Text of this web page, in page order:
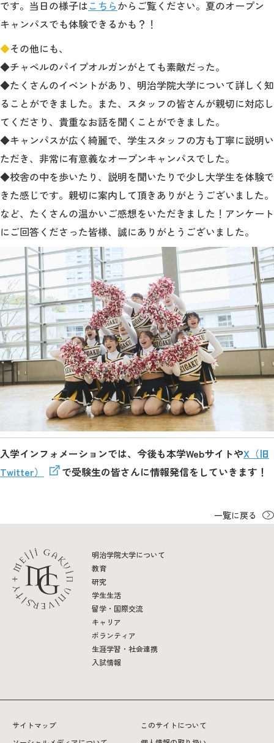
です。当日の様子はこちらからご覧ください。夏のオープン
キャンパスでも体験できるかも？！
◆その他にも、
◆チャペルのパイプオルガンがとても素敵だった。
◆たくさんのイベントがあり、明治学院大学について詳しく知
ることができました。また、スタッフの皆さんが親切に対応し
てくださり、貴重なお話を聞くことができました。
◆キャンパスが広く綺麗で、学生スタッフの方も丁寧に説明い
ただき、非常に有意義なオープンキャンパスでした。
◆校舎の中を歩いたり、説明を聞いたりで少し大学生を体験で
きた感じです。親切に案内して頂きありがとうございました。
など、たくさんの温かいご感想をいただきました！アンケート
にご回答くださった皆様、誠にありがとうございました。
入学インフォメーションでは、今後も本学WebサイトやX（旧
Twitter）
で受験生の皆さんに情報発信をしていきます！
一覧に戻る
明治学院大学について
教育
研究
学生生活
留学・国際交流
キャリア
ボランティア
生涯学習・社会連携
入試情報
サイトマップ
このサイトについて